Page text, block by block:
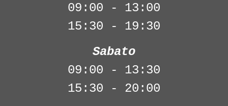
09:00 - 13:00
15:30 - 19:30
Sabato
09:00 - 13:30
15:30 - 20:00